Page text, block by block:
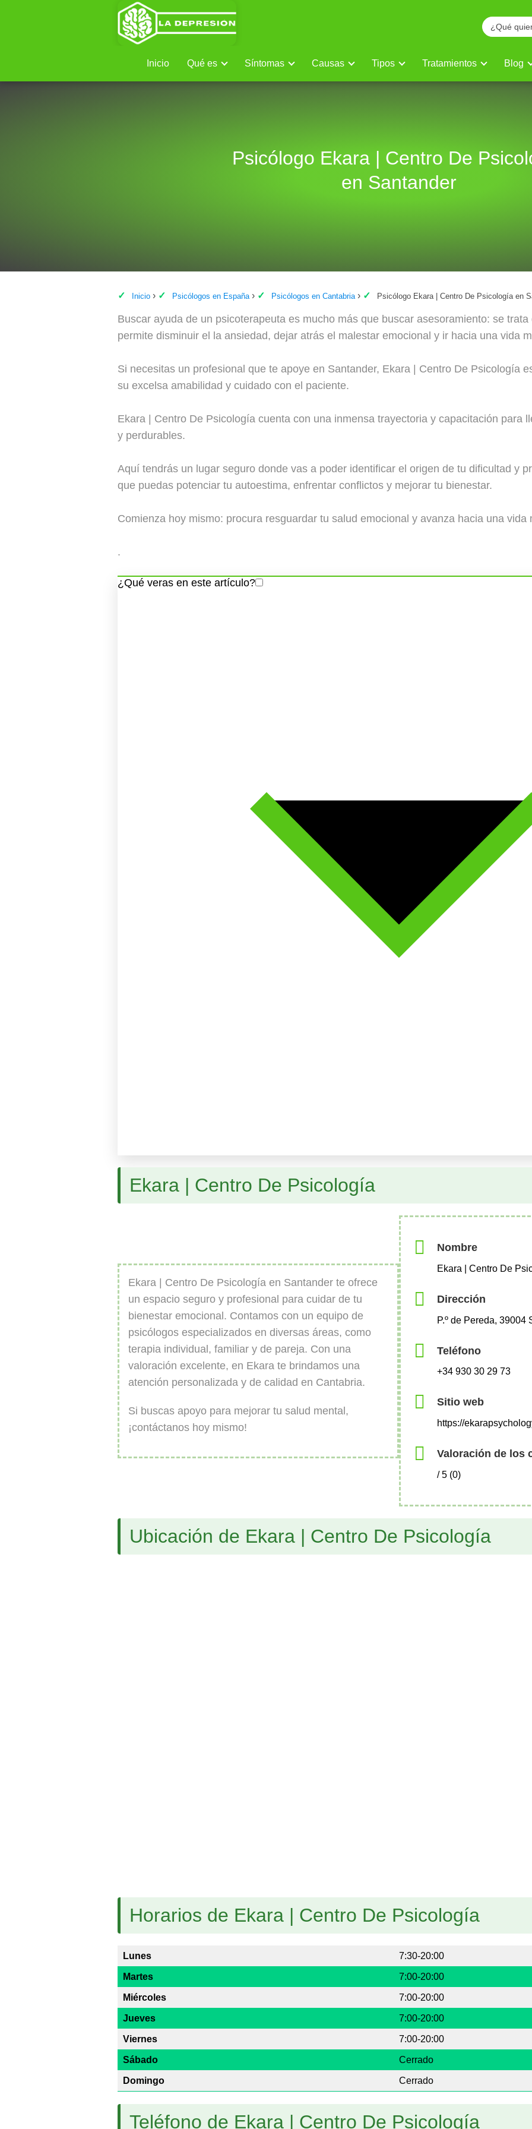
Inicio Qué es Síntomas Causas Tipos Tratamientos Blog
Psicólogo Ekara | Centro De
en Santander
Inicio Psicólogos en España Psicólogos en Cantabria Psicólogo Ekara | Centro De Psicología en
Buscar ayuda de un psicoterapeuta es mucho más que buscar asesoramiento: se
permite disminuir el la ansiedad, dejar atrás el malestar emocional y ir hacia una vida
Si necesitas un profesional que te apoye en Santander, Ekara | Centro De Psicología
su excelsa amabilidad y cuidado con el paciente.
Ekara | Centro De Psicología cuenta con una inmensa trayectoria y capacitación para
y perdurables.
Aquí tendrás un lugar seguro donde vas a poder identificar el origen de tu dificultad y
que puedas potenciar tu autoestima, enfrentar conflictos y mejorar tu bienestar.
Comienza hoy mismo: procura resguardar tu salud emocional y avanza hacia una vida
.
¿Qué veras en este artículo?
Ekara | Centro De Psicología
Ekara | Centro De Psicología en Santander te ofrece
un espacio seguro y profesional para cuidar de tu
bienestar emocional. Contamos con un equipo de
psicólogos especializados en diversas áreas, como
terapia individual, familiar y de pareja. Con una
valoración excelente, en Ekara te brindamos una
atención personalizada y de calidad en Cantabria.
Si buscas apoyo para mejorar tu salud mental,
¡contáctanos hoy mismo!
Nombre
Ekara | Centro De
Dirección
P.º de Pereda, 39004
Teléfono
+34 930 30 29 73
Sitio web
https://
Valoración de los
/ 5 (0)
Ubicación de Ekara | Centro De Psicología
Horarios de Ekara | Centro De Psicología
Lunes 7:30-20:00
Martes 7:00-20:00
Miércoles 7:00-20:00
Jueves 7:00-20:00
Viernes 7:00-20:00
Sábado Cerrado
Domingo Cerrado
Teléfono de Ekara | Centro De Psicología